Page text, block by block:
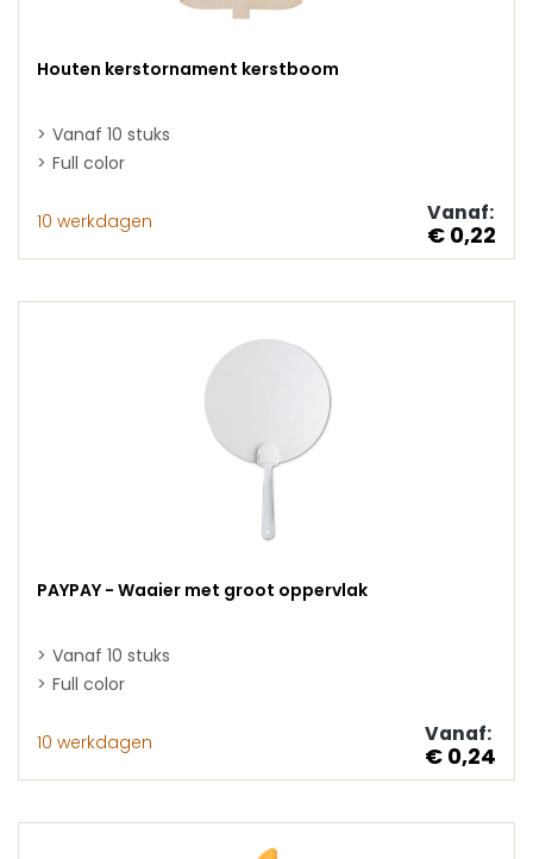
Houten kerstornament kerstboom
Vanaf 10 stuks
Full color
10 werkdagen Vanaf:
€ 0,22
PAYPAY - Waaier met groot oppervlak
Vanaf 10 stuks
Full color
10 werkdagen Vanaf:
€ 0,24